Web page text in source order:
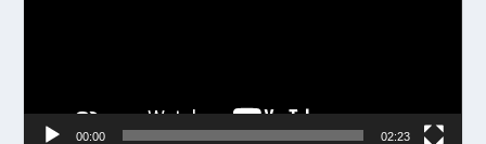
00:00 02:23